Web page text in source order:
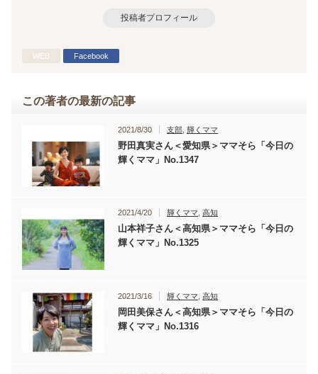
投稿者プロフィール
WEB Facebook
この著者の最新の記事
2021/8/30 支部 ,輝くママ
野田真実さん＜愛知県＞ママそら「今日の
輝くママ」No.1347
2021/4/20 輝くママ ,高知
山本祥子さん＜高知県＞ママそら「今日の
輝くママ」No.1325
2021/3/16 輝くママ ,高知
岡田美保さん＜高知県＞ママそら「今日の
輝くママ」No.1316